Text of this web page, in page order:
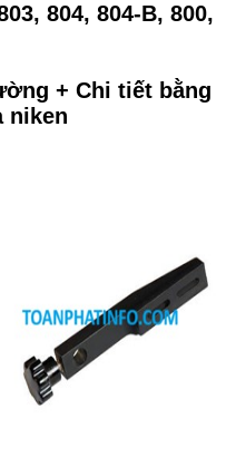
804, 804-B, 800,
+ Chi tiết bằng
niken